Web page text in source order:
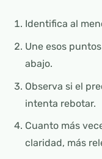
Identifica al
Une esos
abajo.
Observa si el
intenta rebotar.
Cuanto más
claridad, más